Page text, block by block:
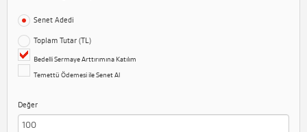
Senet Adedi
Toplam Tutar (TL)
Bedelli Sermaye Arttırımına Katılım
Temettü Ödemesi ile Senet Al
Değer